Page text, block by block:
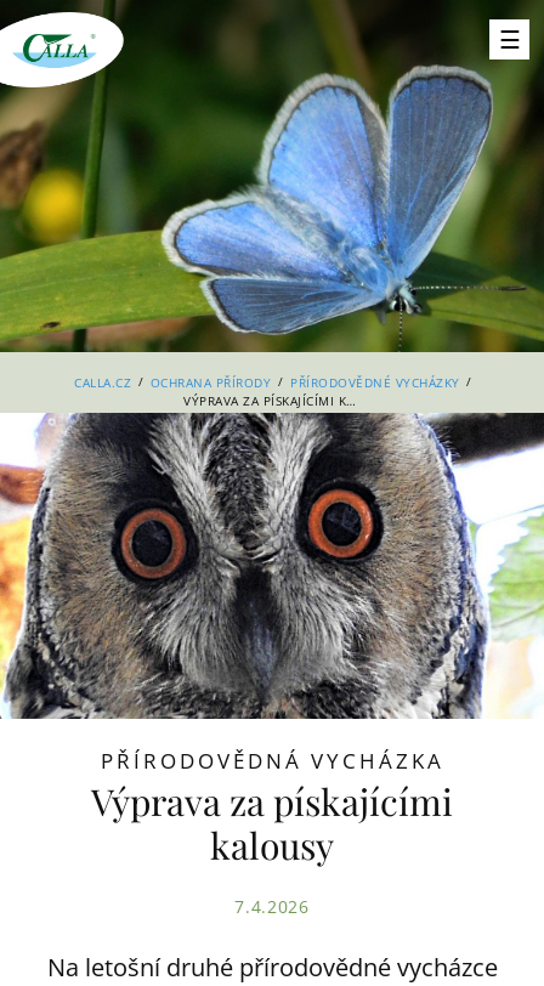
CALLA.CZ / OCHRANA PŘÍRODY / PŘÍRODOVĚDNÉ VYCHÁZKY /
VÝPRAVA ZA PÍSKAJÍCÍMI KALOUSY
PŘÍRODOVĚDNÁ VYCHÁZKA
Výprava za pískajícími
kalousy
7.4.2026
Na letošní druhé přírodovědné vycházce